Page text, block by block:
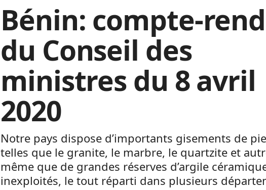
Bénin: compte-
du Conseil des
ministres du 8 avril
2020
Notre pays dispose d’importants gisements de
telles que le granite, le marbre, le quartzite et
même que de grandes réserves d’argile
inexploités, le tout réparti dans plusieurs